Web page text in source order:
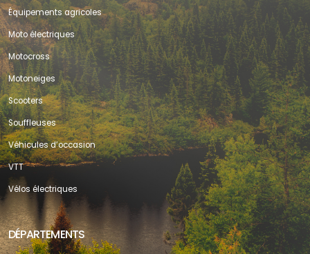
Équipements agricoles
Moto électriques
Motocross
Motoneiges
Scooters
Souffleuses
Véhicules d’occasion
VTT
Vélos électriques
DÉPARTEMENTS